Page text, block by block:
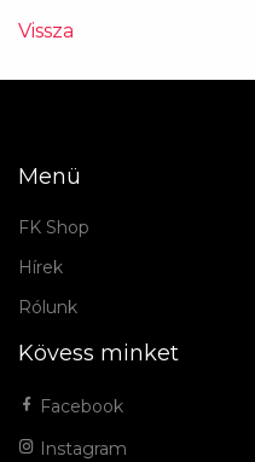
Vissza
Menü
FK Shop
Hírek
Rólunk
Kövess minket
Facebook
Instagram